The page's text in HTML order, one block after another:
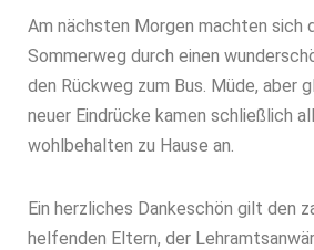
Am nächsten Morgen machten sich
Sommerweg durch einen
den Rückweg zum Bus. Müde, aber
neuer Eindrücke kamen schließlich
wohlbehalten zu Hause an.
Ein herzliches Dankeschön gilt den
helfenden Eltern, der